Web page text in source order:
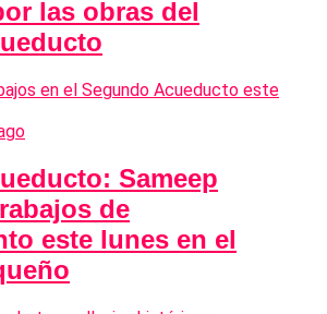
las obras del
Sameep
de
este lunes en el